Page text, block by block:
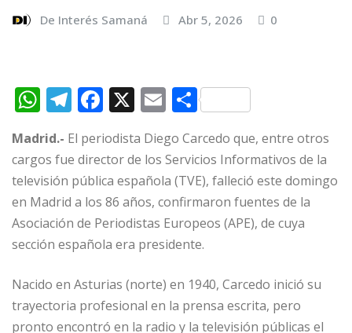
De Interés Samaná Abr 5, 2026 0
W
h
at
s
A
p
p
T
el
e
g
ra
m
F
a
c
e
b
o
o
k
X E
m
ai
l
C
m
p
ar
ti
r
Madrid.- El periodista Diego Carcedo que, entre otros
cargos fue director de los Servicios Informativos de la
televisión pública española (TVE), falleció este domingo
en Madrid a los 86 años, confirmaron fuentes de la
Asociación de Periodistas Europeos (APE), de cuya
sección española era presidente.
Nacido en Asturias (norte) en 1940, Carcedo inició su
trayectoria profesional en la prensa escrita, pero
pronto encontró en la radio y la televisión públicas el